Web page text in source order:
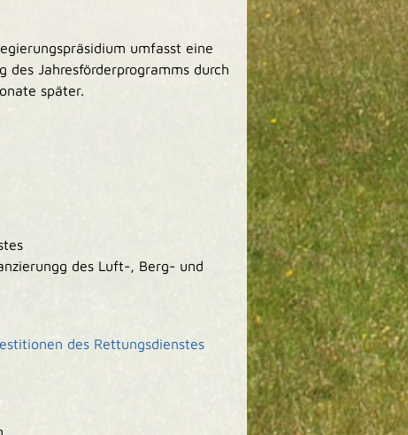
umfasst eine
Jahresförderprogramms durch
später.
des Luft-, Berg- und
des Rettungsdienstes